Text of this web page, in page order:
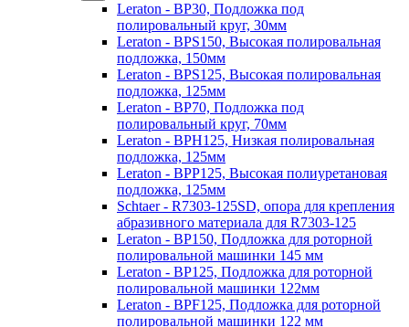
Leraton - BP30, Подложка под
полировальный круг, 30мм
Leraton - BPS150, Высокая полировальная
подложка, 150мм
Leraton - BPS125, Высокая полировальная
подложка, 125мм
Leraton - BP70, Подложка под
полировальный круг, 70мм
Leraton - BPH125, Низкая полировальная
подложка, 125мм
Leraton - BPP125, Высокая полиуретановая
подложка, 125мм
Schtaer - R7303-125SD, опора для крепления
абразивного материала для R7303-125
Leraton - BP150, Подложка для роторной
полировальной машинки 145 мм
Leraton - BP125, Подложка для роторной
полировальной машинки 122мм
Leraton - BPF125, Подложка для роторной
полировальной машинки 122 мм